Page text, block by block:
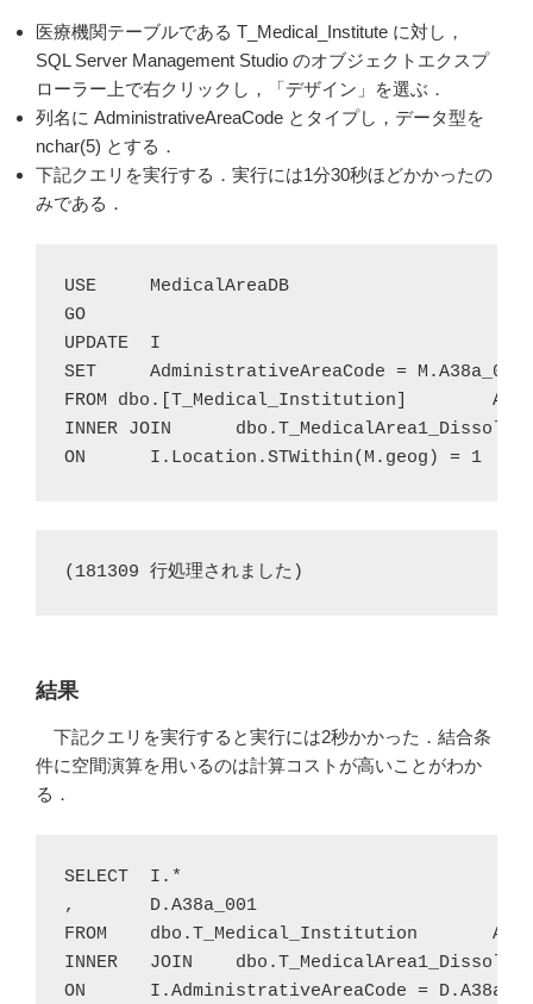
医療機関テーブルである T_Medical_Institute に対し，
SQL Server Management Studio のオブジェクトエクスプ
ローラー上で右クリックし，「デザイン」を選ぶ．
列名に AdministrativeAreaCode とタイプし，データ型を
nchar(5) とする．
下記クエリを実行する．実行には1分30秒ほどかかったの
みである．
USE	MedicalAreaDB
GO
UPDATE	I
SET	AdministrativeAreaCode = M.A38a_001
FROM dbo.[T_Medical_Institution]	AS I
INNER JOIN	dbo.T_MedicalArea1_Dissolved	AS M
ON	I.Location.STWithin(M.geog) = 1
(181309 行処理されました)
結果
下記クエリを実行すると実行には2秒かかった．結合条
件に空間演算を用いるのは計算コストが高いことがわか
る．
SELECT	I.*
,	D.A38a_001
FROM	dbo.T_Medical_Institution	AS I
INNER	JOIN	dbo.T_MedicalArea1_Dissolved	AS D
ON	I.AdministrativeAreaCode =